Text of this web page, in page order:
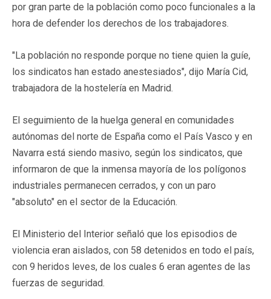
por gran parte de la población como poco funcionales a la
hora de defender los derechos de los trabajadores.
"La población no responde porque no tiene quien la guíe,
los sindicatos han estado anestesiados", dijo María Cid,
trabajadora de la hostelería en Madrid.
El seguimiento de la huelga general en comunidades
autónomas del norte de España como el País Vasco y en
Navarra está siendo masivo, según los sindicatos, que
informaron de que la inmensa mayoría de los polígonos
industriales permanecen cerrados, y con un paro
"absoluto" en el sector de la Educación.
El Ministerio del Interior señaló que los episodios de
violencia eran aislados, con 58 detenidos en todo el país,
con 9 heridos leves, de los cuales 6 eran agentes de las
fuerzas de seguridad.